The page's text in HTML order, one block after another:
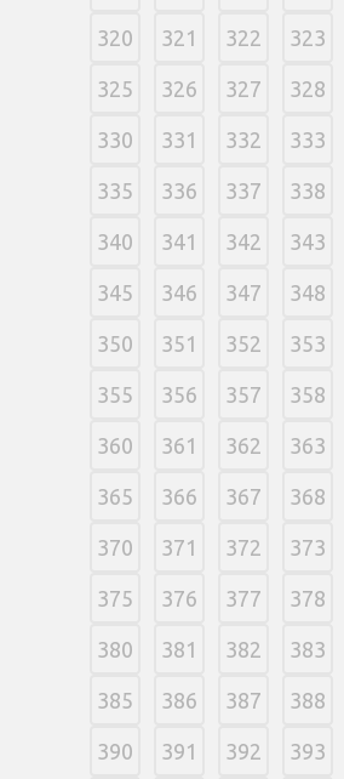
320 321 322 323
325 326 327 328
330 331 332 333
335 336 337 338
340 341 342 343
345 346 347 348
350 351 352 353
355 356 357 358
360 361 362 363
365 366 367 368
370 371 372 373
375 376 377 378
380 381 382 383
385 386 387 388
390 391 392 393